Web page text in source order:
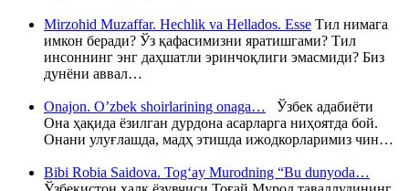
Mirzohid Muzaffar. Hechlik va Hellados. Esse Тил нимага
имкон беради? Ўз қафасимизни яратишгами? Тил
инсоннинг энг даҳшатли эринчоқлиги эмасмиди? Биз
дунёни аввал…
Onajon. O’zbek shoirlarining onaga… Ўзбек адабиёти
Она ҳақида ёзилган дурдона асарларга ниҳоятда бой.
Онани улуғлашда, мадҳ этишда ижодкорларимиз чин…
Bibi Robia Saidova. Tog‘ay Murodning “Bu dunyoda…